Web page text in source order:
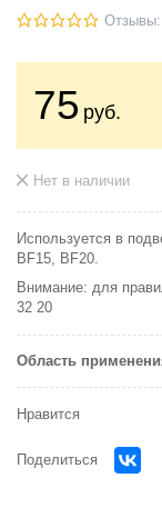
75 руб.
Нет в наличии
Используется в
BF15, BF20.
Внимание: для
32 20
Область
Нравится
Поделиться